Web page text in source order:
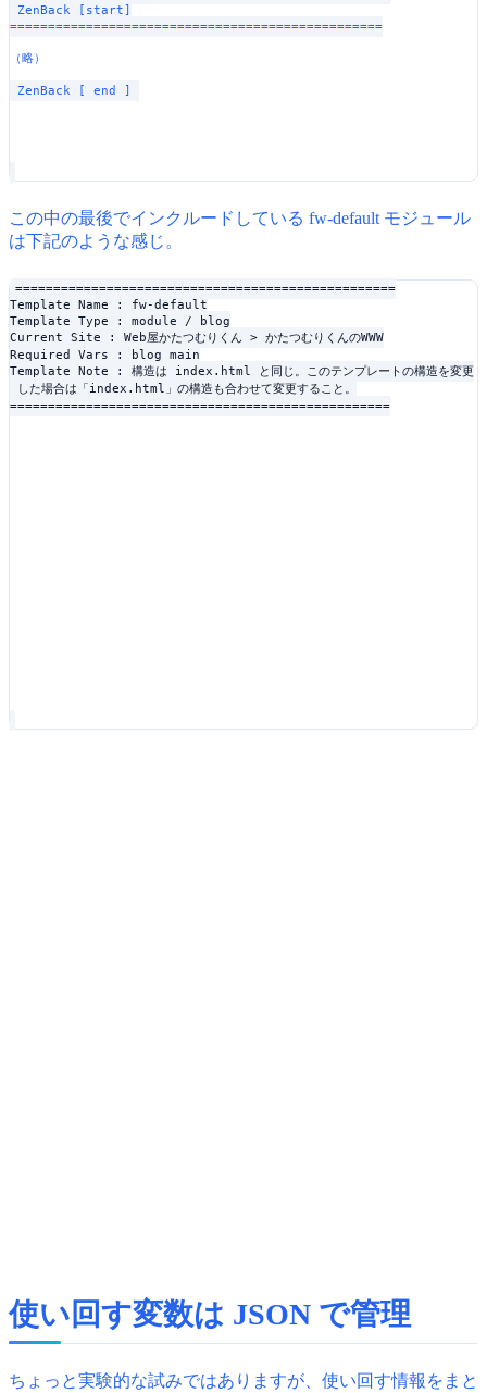
ZenBack [start]
=================================================
（略）
ZenBack [ end ]
この中の最後でインクルードしている fw-default モジュール
は下記のような感じ。
==================================================
Template Name : fw-default
Template Type : module / blog
Current Site : Web屋かたつむりくん > かたつむりくんのWWW
Required Vars : blog_main
Template Note : 構造は index.html と同じ。このテンプレートの構造を変更
した場合は「index.html」の構造も合わせて変更すること。
==================================================
使い回す変数は JSON で管理
ちょっと実験的な試みではありますが、使い回す情報をまと